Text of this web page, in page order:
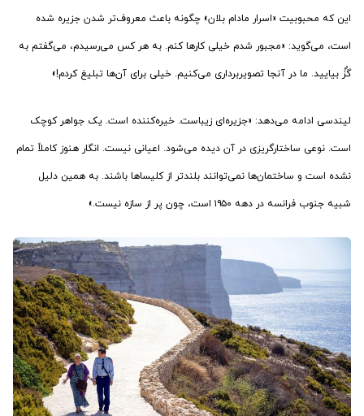
این که محبوبیت «اسرار مادام بلان» چگونه باعث معروف‌تر شدن جزیره شده
است، می‌گوید: «مجبور شدم خیلی کارها کنم. به هر کس می‌رسیدم، می‌گفتم به
گُزُ بیایید. ما در آنجا تصویربرداری می‌کنیم. خیلی برای آن‌ها تبلیغ کردم!»
لیندسی ادامه می‌دهد: «جزیره‌ای زیباست. خیره‌کننده است. یک جواهر کوچک
است. نوعی ساختارگریزی در آن دیده می‌شود. اعیانی نیست. انگار هنوز کاملاً تمام
نشده است و ساختمان‌ها نمی‌توانند بلندتر از کلیساها باشند. به همین دلیل
شبیه جنوب فرانسه در دهه ۱۹۵۰ است، چون پر از سازه نیست.»